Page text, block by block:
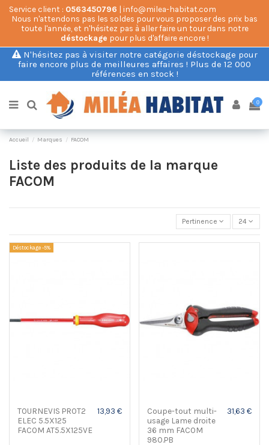
Service client : 0563450796 | info@milea-habitat.com
Nous n'attendons pas les soldes pour vous proposer des prix bas
toute l'année, et n'hésitez pas à aller faire un tour dans notre
déstockage pour plus d'affaire encore !
N'hésitez pas à visiter notre catégorie déstockage pour
faire encore plus de meilleures affaires ! Plus de 12 000
références en stock !
0
Accueil Marques FACOM
Liste des produits de la marque
FACOM
Pertinence 24
Déstockage -5%
TOURNEVIS PROT2
ELEC 5.5X125
FACOM AT5.5X125VE
13,93 €
Coupe-tout multi-
usage Lame droite
36 mm FACOM
980.PB
31,63 €